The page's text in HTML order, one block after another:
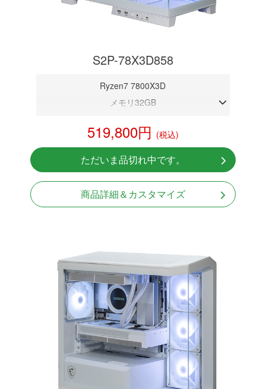
S2P-78X3D858
Ryzen7 7800X3D
メモリ32GB
NVMeSSD 1TB
無線LAN Bluetooth対応
Windows11 Home 64bit
519,800円 (税込)
ただいま品切れ中です。
商品詳細＆カスタマイズ